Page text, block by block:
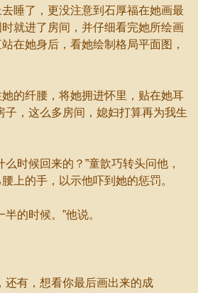
睡了，更没注意到石厚福在她画最
就进了房间，并仔细看完她所绘画
在她身后，看她绘制格局平面图，
纤腰，将她拥进怀里，贴在她耳
子，这么多房间，媳妇打算再为我生
时候回来的？”童歆巧转头问他，
上的手，以示他吓到她的惩罚。
的时候。”他说。
有，想看你最后画出来的成